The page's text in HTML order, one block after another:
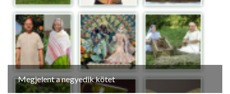
Megjelent a negyedik kötet